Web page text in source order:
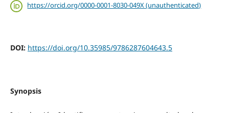
https://orcid.org/0000-0001-8030-049X (unauthenticated)
DOI: https://doi.org/10.35985/9786287604643.5
Synopsis